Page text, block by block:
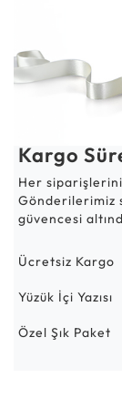
Kargo
Her
Gönderilerimiz
güvencesi
Ücretsiz Kargo
Yüzük İçi Yazısı
Özel Şık Paket